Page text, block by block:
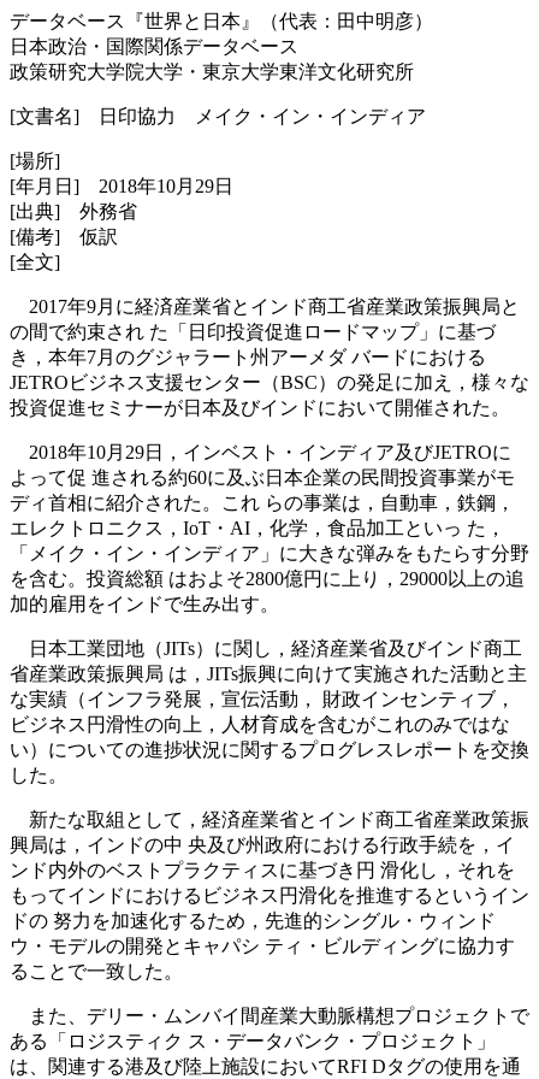
データベース『世界と日本』（代表：田中明彦）
日本政治・国際関係データベース
政策研究大学院大学・東京大学東洋文化研究所
[文書名] 日印協力 メイク・イン・インディア
[場所]
[年月日] 2018年10月29日
[出典] 外務省
[備考] 仮訳
[全文]
2017年9月に経済産業省とインド商工省産業政策振興局と
の間で約束され た「日印投資促進ロードマップ」に基づ
き，本年7月のグジャラート州アーメダ バードにおける
JETROビジネス支援センター（BSC）の発足に加え，様々な
投資促進セミナーが日本及びインドにおいて開催された。
2018年10月29日，インベスト・インディア及びJETROに
よって促 進される約60に及ぶ日本企業の民間投資事業がモ
ディ首相に紹介された。これ らの事業は，自動車，鉄鋼，
エレクトロニクス，IoT・AI，化学，食品加工といっ た，
「メイク・イン・インディア」に大きな弾みをもたらす分野
を含む。投資総額 はおよそ2800億円に上り，29000以上の追
加的雇用をインドで生み出す。
日本工業団地（JITs）に関し，経済産業省及びインド商工
省産業政策振興局 は，JITs振興に向けて実施された活動と主
な実績（インフラ発展，宣伝活動， 財政インセンティブ，
ビジネス円滑性の向上，人材育成を含むがこれのみではな
い）についての進捗状況に関するプログレスレポートを交換
した。
新たな取組として，経済産業省とインド商工省産業政策振
興局は，インドの中 央及び州政府における行政手続を，イ
ンド内外のベストプラクティスに基づき円 滑化し，それを
もってインドにおけるビジネス円滑化を推進するというイン
ドの 努力を加速化するため，先進的シングル・ウィンド
ウ・モデルの開発とキャパシ ティ・ビルディングに協力す
ることで一致した。
また、デリー・ムンバイ間産業大動脈構想プロジェクトで
ある「ロジスティク ス・データバンク・プロジェクト」
は、関連する港及び陸上施設においてRFI Dタグの使用を通